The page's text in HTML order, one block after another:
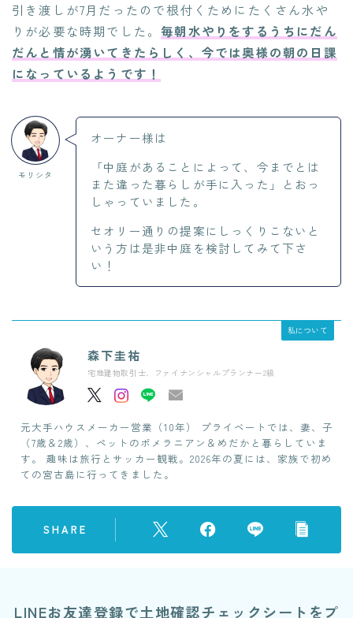
引き渡しが7月だったので根付くためにたくさん水や
りが必要な時期でした。毎朝水やりをするうちにだん
だんと情が湧いてきたらしく、今では奥様の朝の日課
になっているようです！
モリシタ
オーナー様は
「中庭があることによって、今までとは
また違った暮らしが手に入った」とおっ
しゃっていました。
セオリー通りの提案にしっくりこないと
いう方は是非中庭を検討してみて下さ
い！
私について
森下圭祐
宅地建物取引士、ファイナンシャルプランナー2級
元大手ハウスメーカー営業（10年） プライベートでは、妻、子
（7歳＆2歳）、ペットのポメラニアン＆めだかと暮らしていま
す。 趣味は旅行とサッカー観戦。2026年の夏には、家族で初め
ての宮古島に行ってきました。
SHARE
LINEお友達登録で土地確認チェックシートをプ